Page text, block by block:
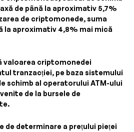
de până la aproximativ 5,7%
de criptomonede, suma
la aproximativ 4,8% mai mică
valoarea criptomonedei
tranzacției, pe baza sistemului
schimb al operatorului ATM-ului
de la bursele de
de determinare a prețului pieței